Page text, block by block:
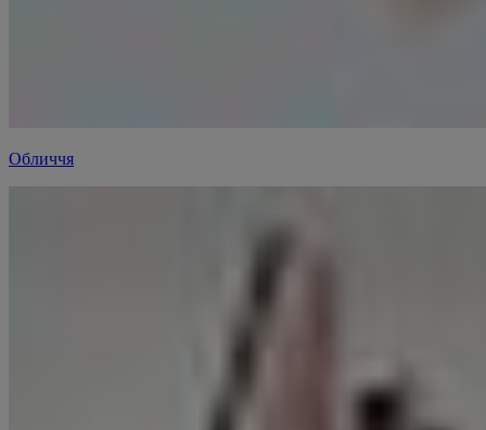
Обличчя